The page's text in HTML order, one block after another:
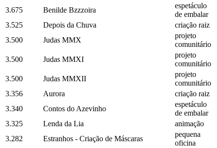
3.675
Benilde Bzzzoira
espetáculo
de embalar
3.525
Depois da Chuva
criação raiz
3.500
Judas MMX
projeto
comunitário
3.500
Judas MMXI
projeto
comunitário
3.500
Judas MMXII
projeto
comunitário
3.356
Aurora
criação raiz
3.340
Contos do Azevinho
espetáculo
de embalar
3.325
Lenda da Lia
animação
3.282
Estranhos - Criação de Máscaras
pequena
oficina